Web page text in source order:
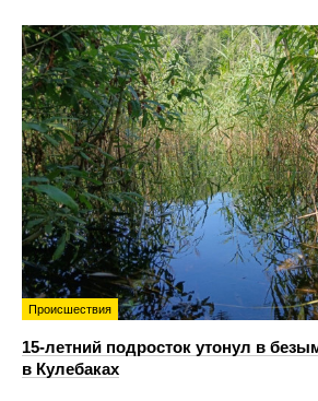
Происшествия
15-летний подросток утонул в
в Кулебаках